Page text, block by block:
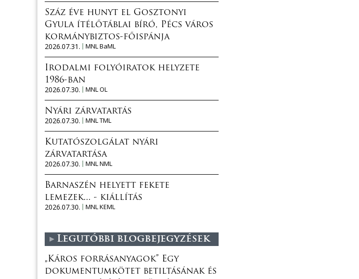
Száz éve hunyt el Gosztonyi
Gyula ítélőtáblai bíró, Pécs város
kormánybiztos-főispánja
2026.07.31.
MNL BaML
Irodalmi folyóiratok helyzete
1986-ban
2026.07.30.
MNL OL
Nyári zárvatartás
2026.07.30.
MNL TML
Kutatószolgálat nyári
zárvatartása
2026.07.30.
MNL NML
Barnaszén helyett fekete
lemezek... - kiállítás
2026.07.30.
MNL KEML
Legutóbbi blogbejegyzések
„Káros forrásanyagok” Egy
dokumentumkötet betiltásának és